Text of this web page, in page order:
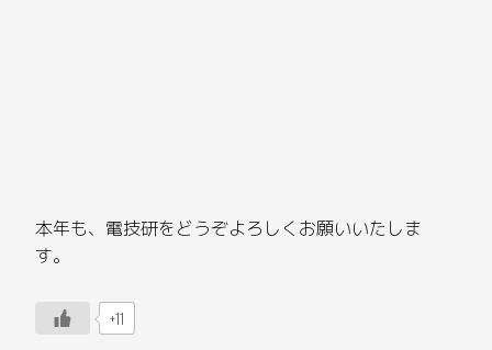
本年も、電技研をどうぞよろしくお願いいたしま
す。
+11